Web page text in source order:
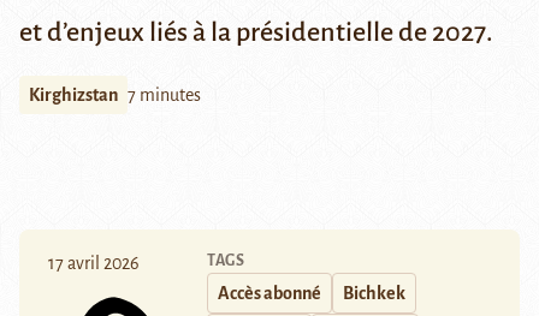
et d’enjeux liés à la présidentielle de 2027.
Kirghizstan 7 minutes
17 avril 2026 TAGS
Accès abonné Bichkek